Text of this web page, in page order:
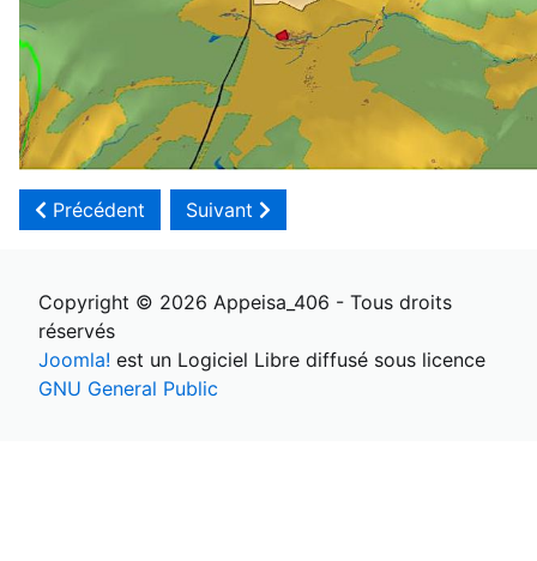
Article précédent : Que dit-on des paysages locaux ?
Précédent Article suivant : 2020 : le
Suivant
Copyright © 2026 Appeisa_406 - Tous droits
réservés
Joomla! est un Logiciel Libre diffusé sous licence
GNU General Public